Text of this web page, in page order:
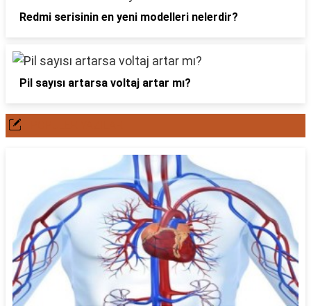
Redmi serisinin en yeni modelleri nelerdir?
Pil sayısı artarsa voltaj artar mı?